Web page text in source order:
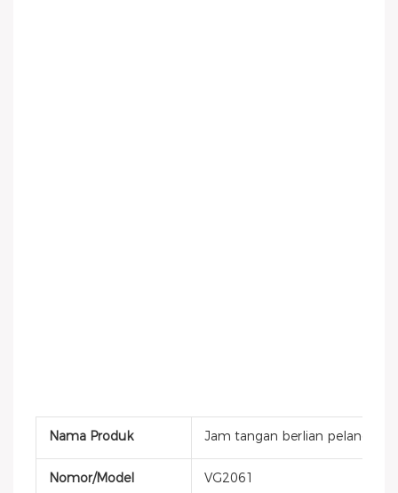
Nama Produk Jam tangan berlian pelangi pria
Nomor/Model VG2061